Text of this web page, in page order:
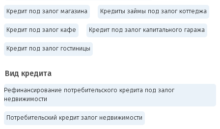
Кредит под залог магазина Кредиты займы под залог коттеджа
Кредит под залог кафе Кредит под залог капитального гаража
Кредит под залог гостиницы
Вид кредита
Рефинансирование потребительского кредита под залог
недвижимости
Потребительский кредит залог недвижимости